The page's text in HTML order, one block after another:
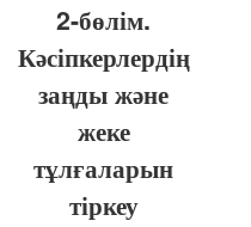
2-бөлім.
Кәсіпкерлердің
заңды және
жеке
тұлғаларын
тіркеу